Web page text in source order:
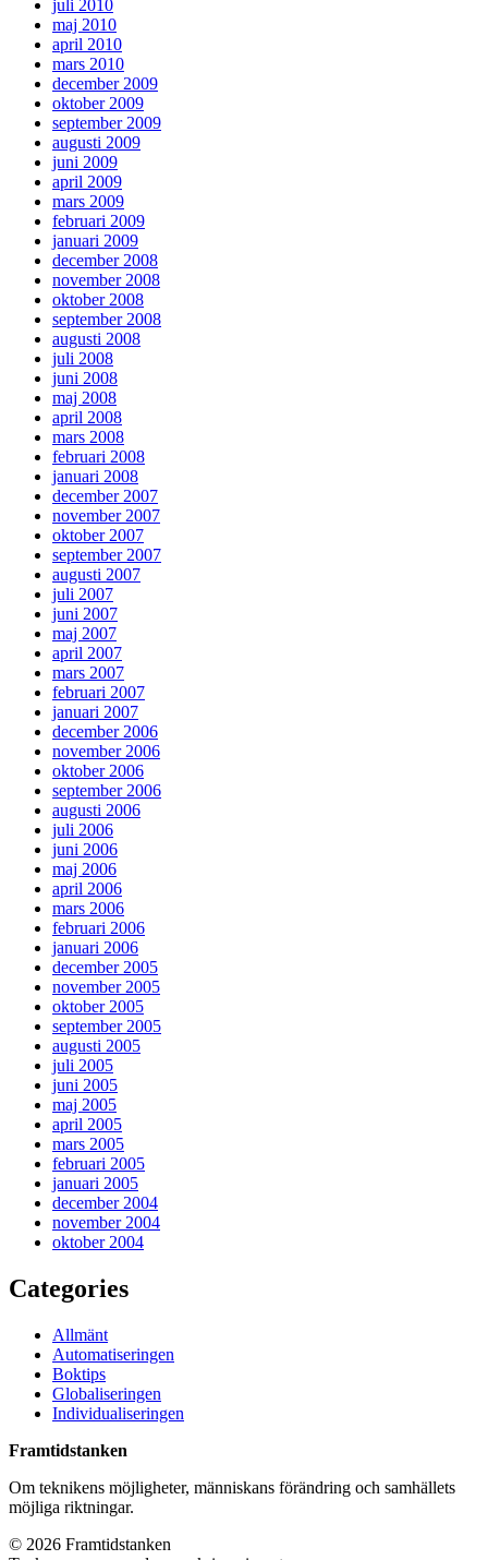
juli 2010
maj 2010
april 2010
mars 2010
december 2009
oktober 2009
september 2009
augusti 2009
juni 2009
april 2009
mars 2009
februari 2009
januari 2009
december 2008
november 2008
oktober 2008
september 2008
augusti 2008
juli 2008
juni 2008
maj 2008
april 2008
mars 2008
februari 2008
januari 2008
december 2007
november 2007
oktober 2007
september 2007
augusti 2007
juli 2007
juni 2007
maj 2007
april 2007
mars 2007
februari 2007
januari 2007
december 2006
november 2006
oktober 2006
september 2006
augusti 2006
juli 2006
juni 2006
maj 2006
april 2006
mars 2006
februari 2006
januari 2006
december 2005
november 2005
oktober 2005
september 2005
augusti 2005
juli 2005
juni 2005
maj 2005
april 2005
mars 2005
februari 2005
januari 2005
december 2004
november 2004
oktober 2004
Categories
Allmänt
Automatiseringen
Boktips
Globaliseringen
Individualiseringen
Framtidstanken
Om teknikens möjligheter, människans förändring och samhällets
möjliga riktningar.
© 2026 Framtidstanken